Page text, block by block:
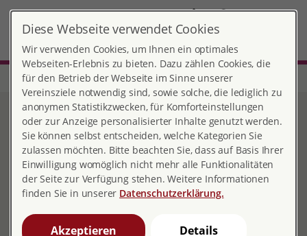
DE
Start Schleswig-Holstein Beratungsstelle Heide Angebot
Angebot
Wir bieten persönliche Beratungen in den Räumen der
Beratungsstelle und auf Wunsch Beratungen auch per
Telefon oder Video an. In jedem Fall bitten wir um eine
Diese Webseite verwendet Cookies
Wir verwenden Cookies, um Ihnen ein optimales
Webseiten-Erlebnis zu bieten. Dazu zählen Cookies, die
für den Betrieb der Webseite im Sinne unserer
Vereinsziele notwendig sind, sowie solche, die lediglich zu
anonymen Statistikzwecken, für Komforteinstellungen
oder zur Anzeige personalisierter Inhalte genutzt werden.
Sie können selbst entscheiden, welche Kategorien Sie
zulassen möchten. Bitte beachten Sie, dass auf Basis Ihrer
Einwilligung womöglich nicht mehr alle Funktionalitäten
der Seite zur Verfügung stehen. Weitere Informationen
finden Sie in unserer Datenschutzerklärung.
Akzeptieren Details